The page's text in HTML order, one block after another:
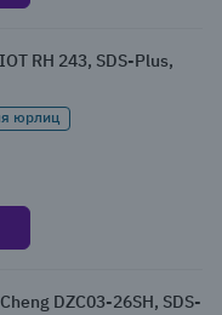
RH 243, SDS-Plus,
юрлиц
DZC03-26SH, SDS-